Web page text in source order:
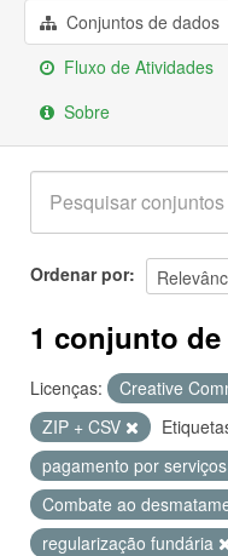
SobreConjuntos de dados
Fluxo de Atividades
Sobre
Ordenar por
1 conjunto
Licenças: Creative
ZIP + CSV
pagamento por
Combate ao
regularização fundária